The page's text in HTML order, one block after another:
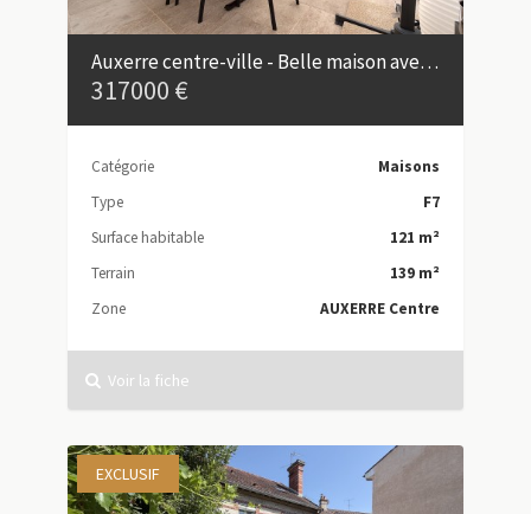
Auxerre centre-ville - Belle maison avec appartement indépendant et garage
317000 €
Catégorie
Maisons
Type
F7
Surface habitable
121 m²
Terrain
139 m²
Zone
AUXERRE Centre
Voir la fiche
EXCLUSIF